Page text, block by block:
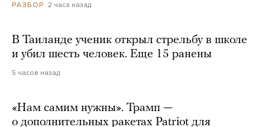
РАЗБОР 2 часа назад
В Таиланде ученик открыл стрельбу в школе
и убил шесть человек. Еще 15 ранены
5 часов назад
«Нам самим нужны». Трамп —
о дополнительных ракетах Patriot для